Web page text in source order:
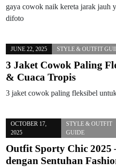
gaya cowok naik kereta jarak jauh
difoto
JUNE 22, 2025 STYLE & OUTFIT
3 Jaket Cowok Paling
& Cuaca Tropis
3 jaket cowok paling fleksibel
OCTOBER 17,
2025
STYLE & OUTFIT
GUIDE
Outfit Sporty Chic 2025
dengan Sentuhan